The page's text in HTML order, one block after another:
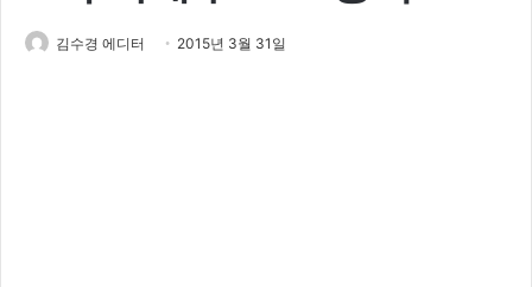
김수경 에디터 2015년 3월 31일